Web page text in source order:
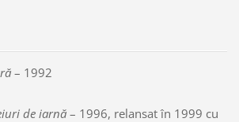
– 1992
de iarnă– 1996, relansat în 1999 cu